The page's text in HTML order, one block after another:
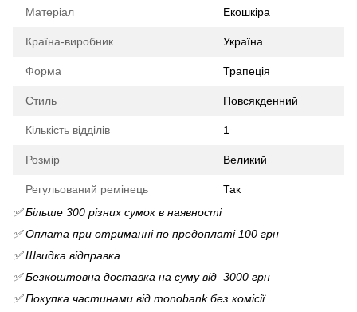
Матеріал Екошкіра
Країна-виробник Україна
Форма Трапеція
Стиль Повсякденний
Кількість відділів 1
Розмір Великий
Регульований ремінець
Так
✅ Більше 300 різних сумок в наявності
✅ Оплата при отриманні по предоплаті 100 грн
✅ Швидка відправка
✅ Безкоштовна доставка на суму від 3000 грн
✅ Покупка частинами від monobank без комісії